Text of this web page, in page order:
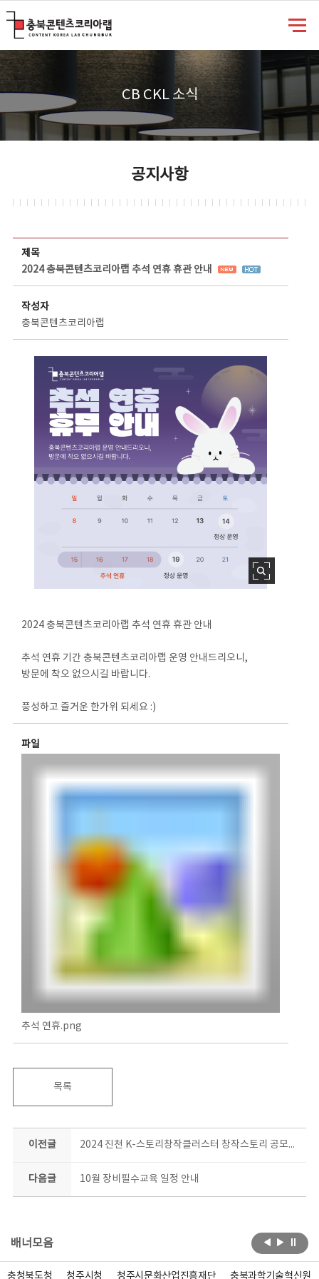
CB CKL 소식
공지사항
제목
2024 충북콘텐츠코리아랩 추석 연휴 휴관 안내
작성자
충북콘텐츠코리아랩
2024 충북콘텐츠코리아랩 추석 연휴 휴관 안내
추석 연휴 기간 충북콘텐츠코리아랩 운영 안내드리오니,
방문에 착오 없으시길 바랍니다.
풍성하고 즐거운 한가위 되세요 :)
파일
추석 연휴.png
목록
이전글 2024 진천 K-스토리창작클러스터 창작스토리 공모전 공모요강
다음글 10월 장비필수교육 일정 안내
배너모음
충청북도청 청주시청 청주시문화산업진흥재단 충북과학기술혁신원